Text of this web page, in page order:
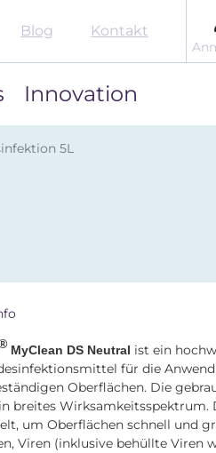
Blog Kontakt
Innovation
5L
MyClean DS Neutral ist ein
für die
Oberflächen. Die
breites Wirksamkeitsspektrum.
um Oberflächen schnell und
Viren (inklusive behüllte Viren